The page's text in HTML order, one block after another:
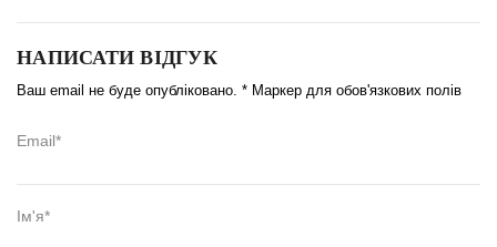
НАПИСАТИ ВІДГУК
Ваш email не буде опубліковано. * Маркер для обов'язкових полів
Email*
Ім'я*